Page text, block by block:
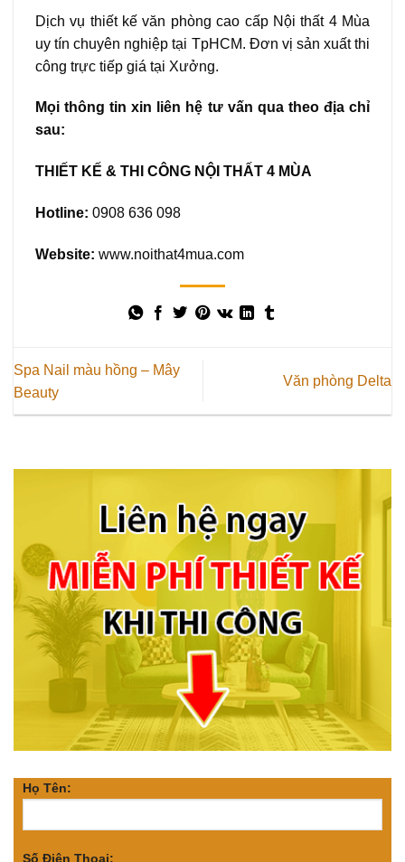
Dịch vụ thiết kế văn phòng cao cấp Nội thất 4 Mùa
uy tín chuyên nghiệp tại TpHCM. Đơn vị sản xuất thi
công trực tiếp giá tại Xưởng.
Mọi thông tin xin liên hệ tư vấn qua theo địa chỉ
sau:
THIẾT KẾ & THI CÔNG NỘI THẤT 4 MÙA
Hotline: 0908 636 098
Website: www.noithat4mua.com
Spa Nail màu hồng – Mây
Beauty
Văn phòng Delta
Họ Tên:
Số Điện Thoại: